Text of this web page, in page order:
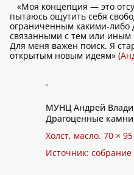
«Моя концепция — это
пытаюсь ощутить себя
ограниченным какими-либо
связанными с тем или иным
Для меня важен поиск. Я
открытым новым идеям» (
МУНЦ Андрей
Драгоценные
Холст, масло. 70 × 95
Источник: